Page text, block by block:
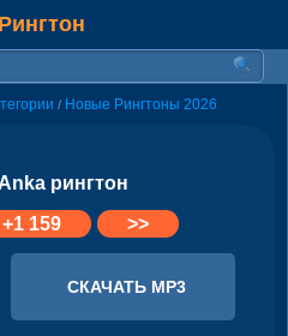
/ Новые Рингтоны 2026
рингтон
+1 159 >>
СКАЧАТЬ MP3